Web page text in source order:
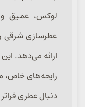
لوکس، عمیق
عطرسازی شرقی
ارائه می‌دهد.
رایحه‌های خاص،
دنبال عطری